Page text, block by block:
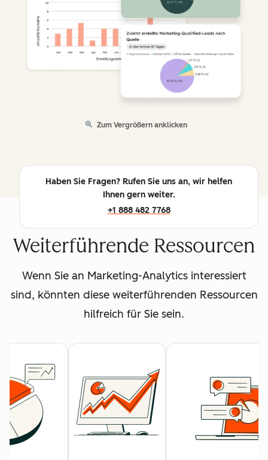
Zum Vergrößern anklicken
Haben Sie Fragen? Rufen Sie uns an, wir helfen
Ihnen gern weiter.
+1 888 482 7768
Weiterführende Ressourcen
Wenn Sie an Marketing-Analytics interessiert
sind, könnten diese weiterführenden Ressourcen
hilfreich für Sie sein.